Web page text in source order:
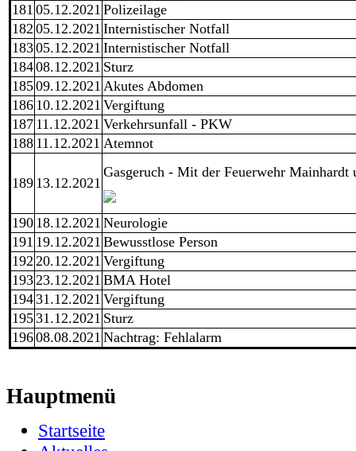
181 05.12.2021 Polizeilage
182 05.12.2021 Internistischer Notfall
18305.12.2021 Internistischer Notfall
18408.12.2021 Sturz
18509.12.2021 Akutes Abdomen
186 10.12.2021 Vergiftung
187 11.12.2021 Verkehrsunfall - PKW
188 11.12.2021 Atemnot
189 13.12.2021
Gasgeruch - Mit der Feuerwehr Mainhardt
190 18.12.2021 Neurologie
191 19.12.2021 Bewusstlose Person
192 20.12.2021 Vergiftung
19323.12.2021 BMA Hotel
19431.12.2021 Vergiftung
19531.12.2021 Sturz
19608.08.2021 Nachtrag: Fehlalarm
Hauptmenü
Startseite